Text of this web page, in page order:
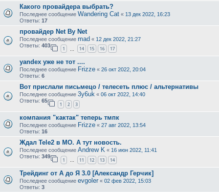
Какого провайдера выбрать?
Последнее сообщение Wandering Cat « 13 дек 2022, 16:23
Ответы: 17
провайдер Net By Net
Последнее сообщение mad « 12 дек 2022, 21:27
Ответы: 403
1 14 15 16 17
yandex уже не тот ....
Последнее сообщение Frizze « 26 окт 2022, 20:04
Ответы: 6
Вот прислали письмецо / телесеть плюс / альтернативы
Последнее сообщение 3y6uk « 06 окт 2022, 14:40
Ответы: 65
1 2 3
компания "кактак" теперь тмпк
Последнее сообщение Frizze « 27 авг 2022, 13:54
Ответы: 16
Ждал Tele2 в МО. А тут новость.
Последнее сообщение Andrew K « 16 июн 2022, 11:41
Ответы: 349
1 … 11 12 13 14
Трейдинг от А до Я 3.0 [Александр Герчик]
Последнее сообщение evgoler « 02 фев 2022, 15:03
Ответы: 3